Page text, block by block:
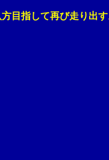
指して再び走り出す